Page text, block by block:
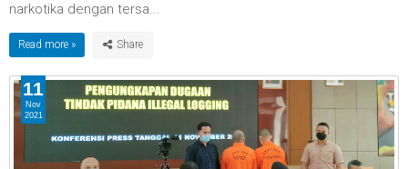
narkotika dengan tersa...
Read more »
11
Nov
2021